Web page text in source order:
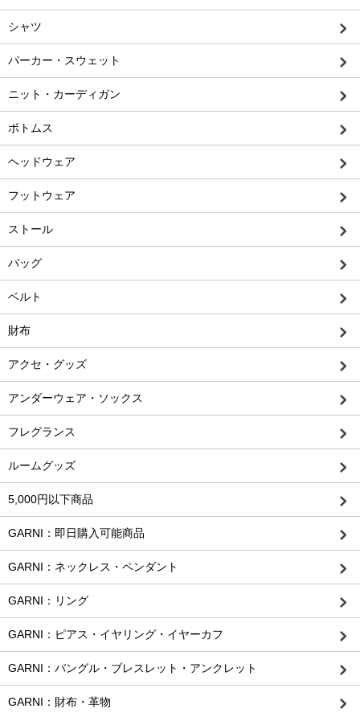
シャツ
パーカー・スウェット
ニット・カーディガン
ボトムス
ヘッドウェア
フットウェア
ストール
バッグ
ベルト
財布
アクセ・グッズ
アンダーウェア・ソックス
フレグランス
ルームグッズ
5,000円以下商品
GARNI：即日購入可能商品
GARNI：ネックレス・ペンダント
GARNI：リング
GARNI：ピアス・イヤリング・イヤーカフ
GARNI：バングル・ブレスレット・アンクレット
GARNI：財布・革物